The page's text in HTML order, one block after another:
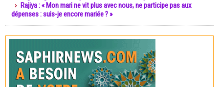
Rajiya : « Mon mari ne vit plus avec nous, ne participe pas aux
dépenses : suis-je encore mariée ? »